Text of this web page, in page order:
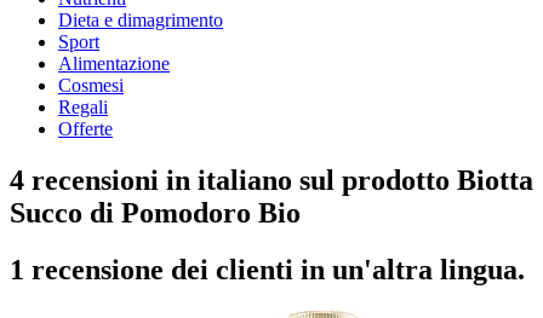
Dieta e dimagrimento
Sport
Alimentazione
Cosmesi
Regali
Offerte
4 recensioni in italiano sul prodotto Biotta
Succo di Pomodoro Bio
1 recensione dei clienti in un'altra lingua.